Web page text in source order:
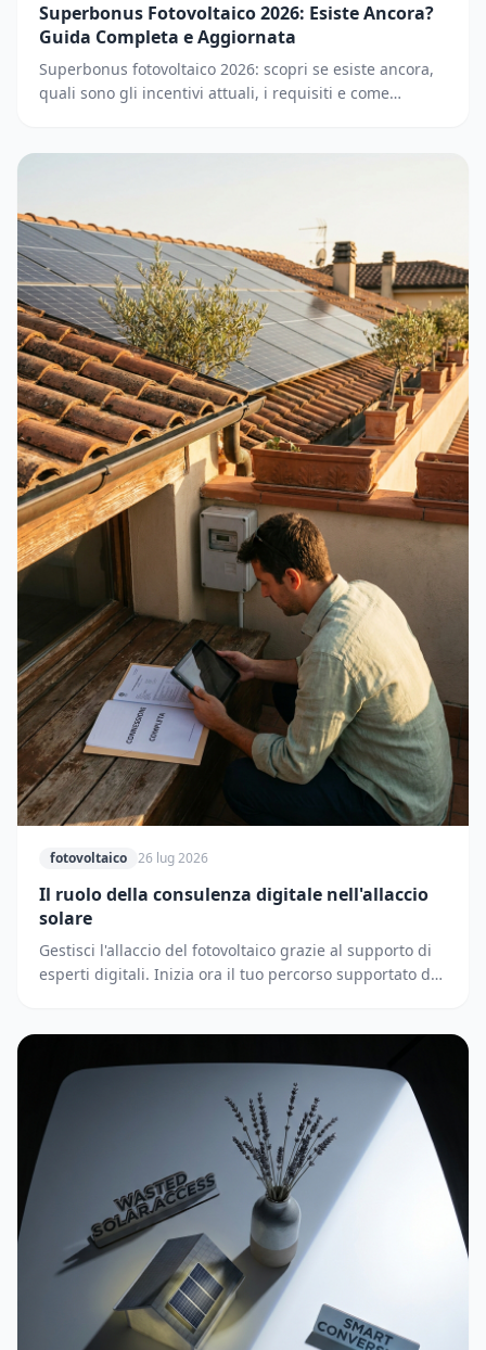
Superbonus Fotovoltaico 2026: Esiste Ancora?
Guida Completa e Aggiornata
Superbonus fotovoltaico 2026: scopri se esiste ancora,
quali sono gli incentivi attuali, i requisiti e come
fotovoltaico 26 lug 2026
Il ruolo della consulenza digitale nell'allaccio
solare
Gestisci l'allaccio del fotovoltaico grazie al supporto di
esperti digitali. Inizia ora il tuo percorso supportato dai